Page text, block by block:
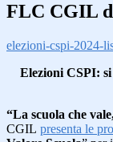
FLC CGIL
elezioni-cspi-2024-
Elezioni CSPI: si
“La scuola che
CGIL presenta le